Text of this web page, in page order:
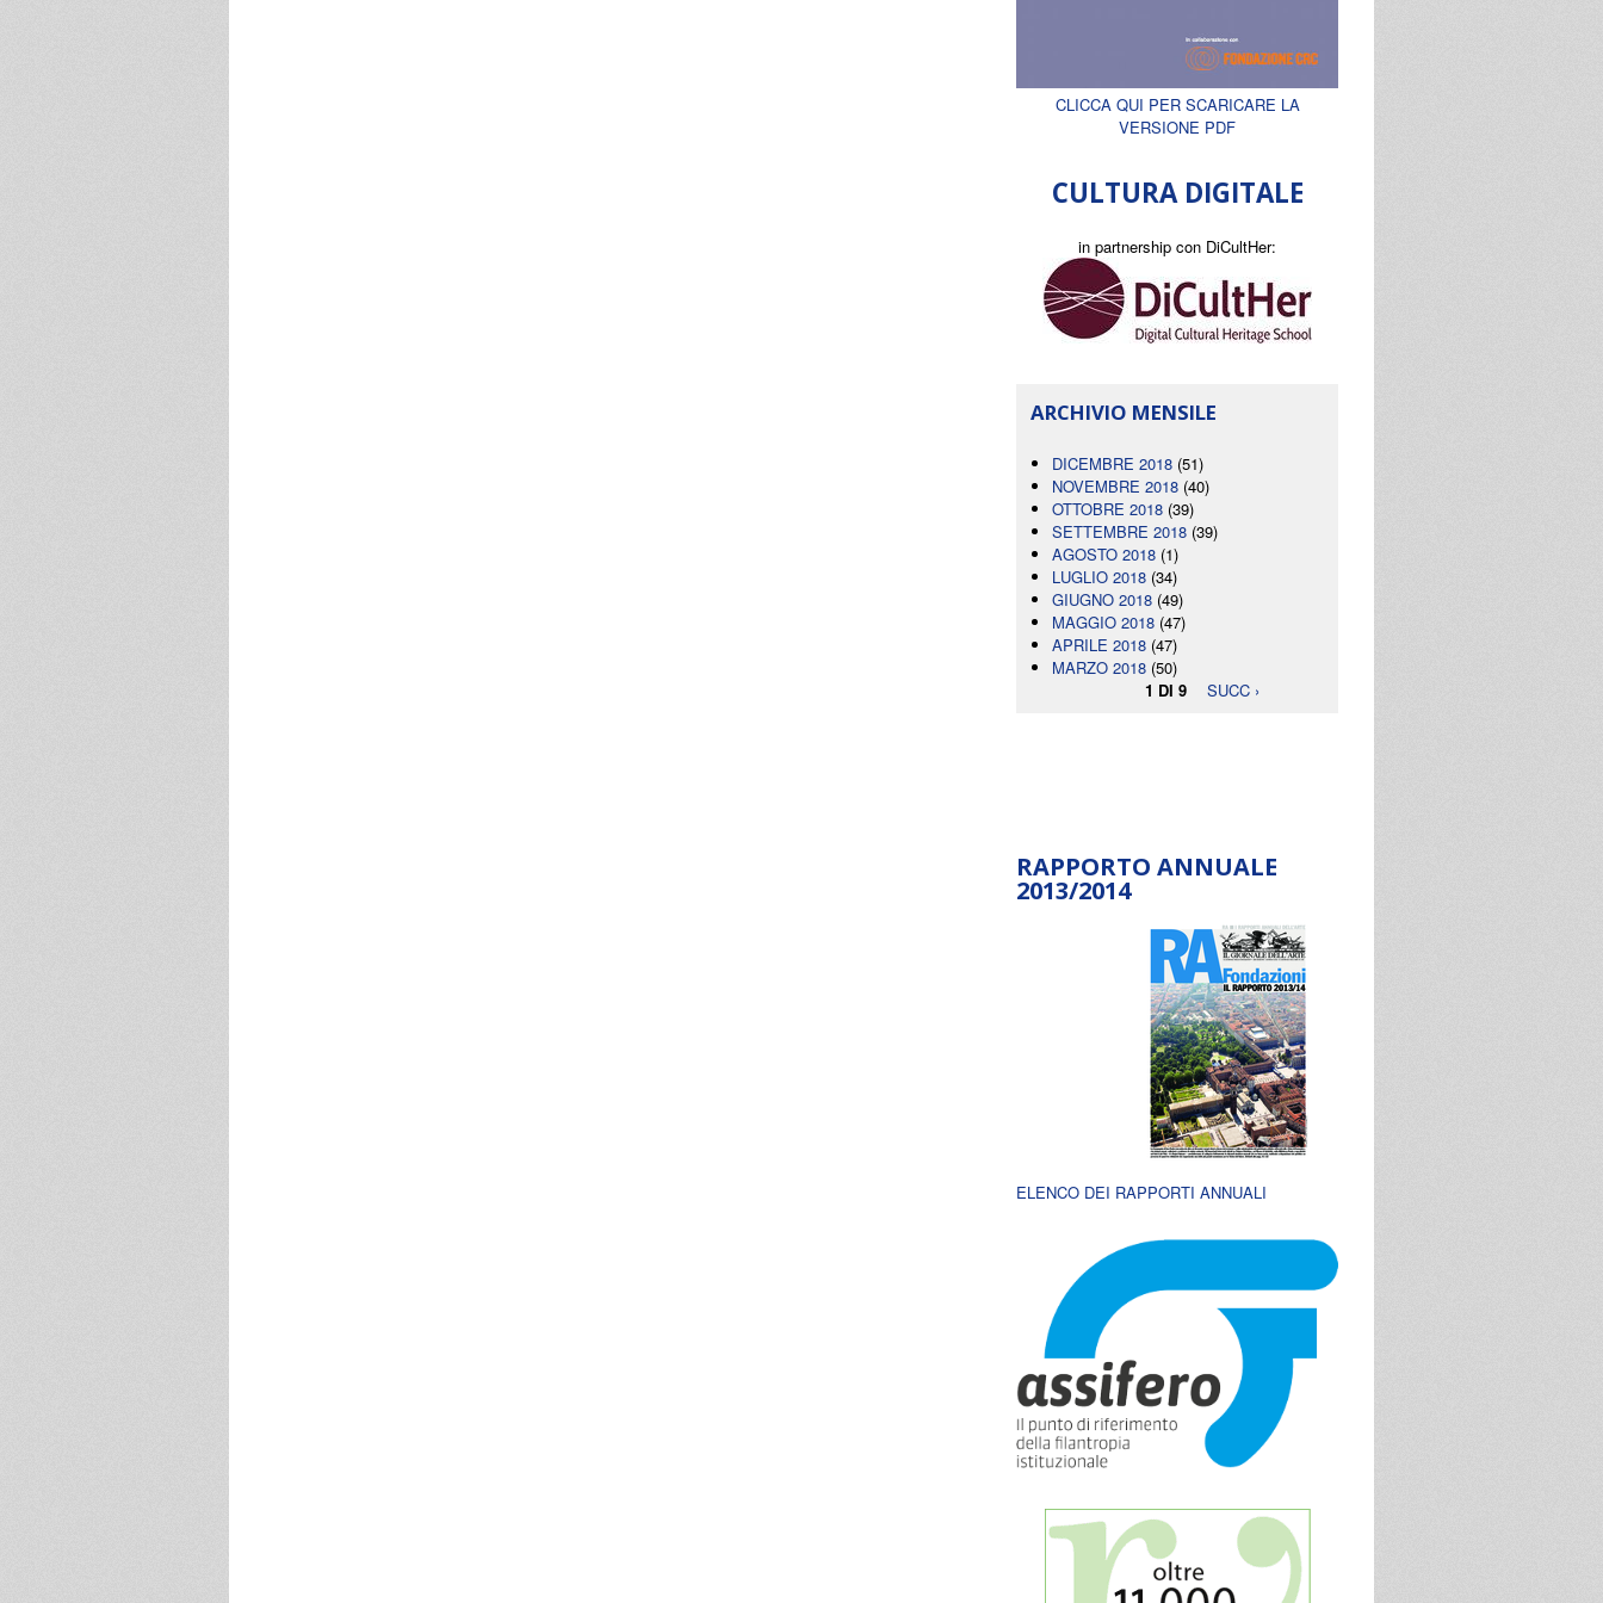
CLICCA QUI PER SCARICARE LA
VERSIONE PDF
CULTURA DIGITALE
in partnership con DiCultHer:
ARCHIVIO MENSILE
DICEMBRE 2018 (51)
NOVEMBRE 2018 (40)
OTTOBRE 2018 (39)
SETTEMBRE 2018 (39)
AGOSTO 2018 (1)
LUGLIO 2018 (34)
GIUGNO 2018 (49)
MAGGIO 2018 (47)
APRILE 2018 (47)
MARZO 2018 (50)
1 DI 9
SUCC ›
RAPPORTO ANNUALE
2013/2014
ELENCO DEI RAPPORTI ANNUALI